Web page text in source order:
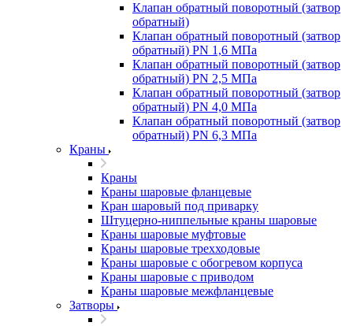
Клапан обратный поворотный (затвор
обратный)
Клапан обратный поворотный (затвор
обратный) PN 1,6 МПа
Клапан обратный поворотный (затвор
обратный) PN 2,5 МПа
Клапан обратный поворотный (затвор
обратный) PN 4,0 МПа
Клапан обратный поворотный (затвор
обратный) PN 6,3 МПа
Краны
Краны
Краны шаровые фланцевые
Кран шаровый под приварку
Штуцерно-ниппельные краны шаровые
Краны шаровые муфтовые
Краны шаровые трехходовые
Краны шаровые с обогревом корпуса
Краны шаровые с приводом
Краны шаровые межфланцевые
Затворы